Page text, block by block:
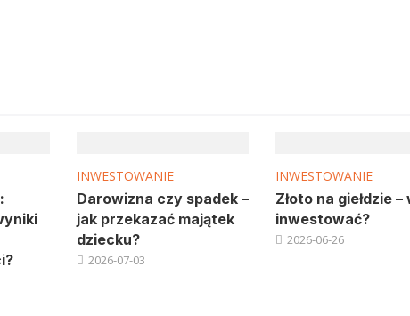
INWESTOWANIE
Darowizna czy spadek –
jak przekazać majątek
dziecku?
2026-07-03
INWESTOWANIE
Złoto na giełdzie –
inwestować?
2026-06-26